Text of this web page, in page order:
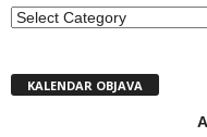
MENI
KALENDAR OBJAVA